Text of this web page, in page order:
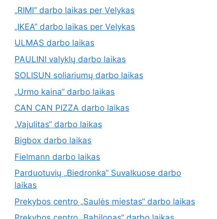
„RIMI“ darbo laikas per Velykas
„IKEA“ darbo laikas per Velykas
ULMAS darbo laikas
PAULINI valyklų darbo laikas
SOLISUN soliariumų darbo laikas
„Urmo kaina“ darbo laikas
CAN CAN PIZZA darbo laikas
„Vajulitas“ darbo laikas
Bigbox darbo laikas
Fielmann darbo laikas
Parduotuvių „Biedronka“ Suvalkuose darbo
laikas
Prekybos centro „Saulės miestas“ darbo laikas